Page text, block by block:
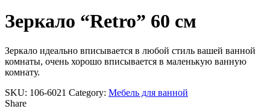
Зеркало “Retro” 60 см
Зеркало идеально вписывается в любой стиль вашей ванной
комнаты, очень хорошо вписывается в маленькую ванную
комнату.
SKU: 106-6021 Category: Мебель для ванной
Share